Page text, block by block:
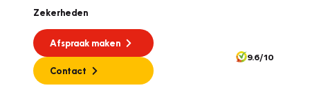
Zekerheden
Afspraak maken
Contact
9.6/10